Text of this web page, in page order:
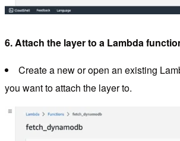
6. Attach the layer to a Lambda
Create a new or open an existing
you want to attach the layer to.